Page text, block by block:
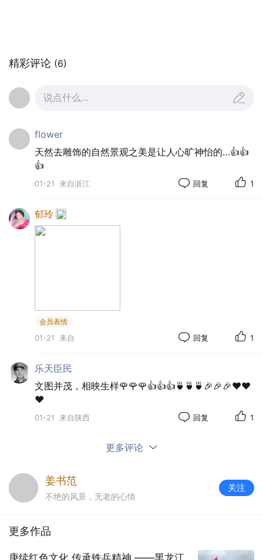
精彩评论 (6)
说点什么...
flower
天然去雕饰的自然景观之美是让人心旷神怡的…👍👍
👍
01-21 来自浙江 回复 1
郁玲
会员表情
01-21 来自 回复 1
乐天臣民
文图并茂，相映生样🌹🌹🌹👍👍👍🍵🍵🍵🎉🎉🎉❤️❤️
❤️
01-21 来自陕西 回复 1
更多评论
姜书范
不绝的风景，无老的心情
关注
更多作品
庚续红色文化 传承铁兵精神 ‍——黑龙江